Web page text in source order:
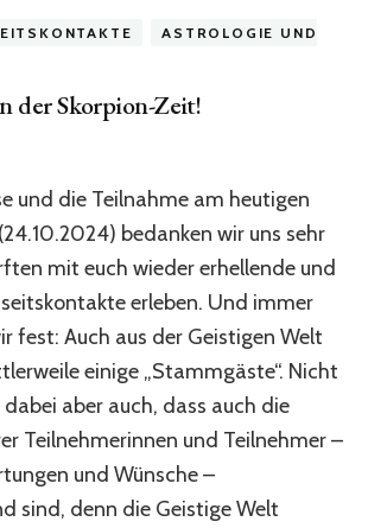
ASTROLOGIE UND
der Skorpion-Zeit!
und die Teilnahme am heutigen
bedanken wir uns sehr
mit euch wieder erhellende und
erleben. Und immer
fest: Auch aus der Geistigen Welt
einige „Stammgäste“. Nicht
aber auch, dass auch die
Teilnehmerinnen und Teilnehmer –
und Wünsche –
sind, denn die Geistige Welt